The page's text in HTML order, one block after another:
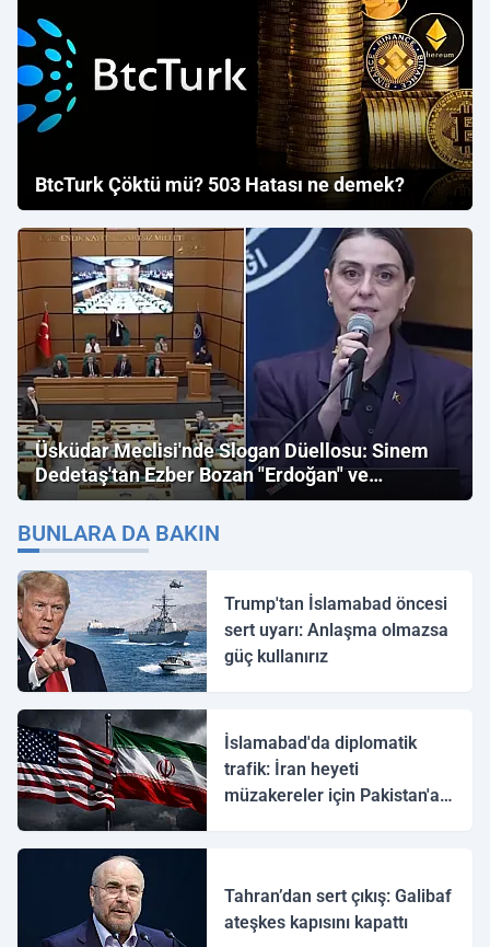
BtcTurk Çöktü mü? 503 Hatası ne demek?
Üsküdar Meclisi'nde Slogan Düellosu: Sinem
Dedetaş'tan Ezber Bozan "Erdoğan" ve
"İmamoğlu" Çıkışı!
BUNLARA DA BAKIN
Trump'tan İslamabad öncesi
sert uyarı: Anlaşma olmazsa
güç kullanırız
İslamabad'da diplomatik
trafik: İran heyeti
müzakereler için Pakistan'a
Tahran’dan sert çıkış: Galibaf
ateşkes kapısını kapattı